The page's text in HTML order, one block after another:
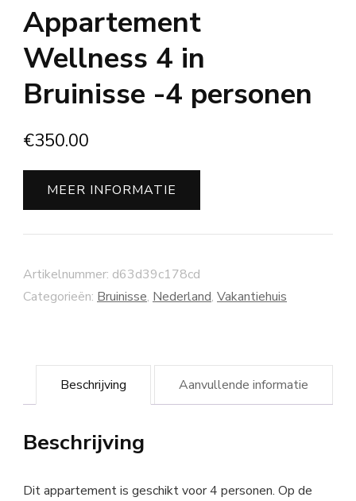
Appartement
Wellness 4 in
Bruinisse -4 personen
€350.00
MEER INFORMATIE
Artikelnummer: d63d39c178cd
Categorieën: Bruinisse, Nederland, Vakantiehuis
Beschrijving Aanvullende informatie
Beschrijving
Dit appartement is geschikt voor 4 personen. Op de